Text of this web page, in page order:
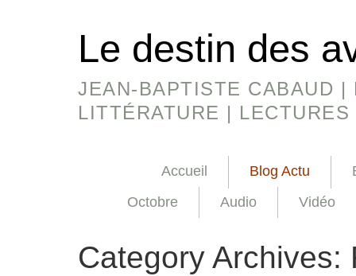
Le destin des
JEAN-BAPTISTE CABAUD
LITTÉRATURE |
Accueil Blog Actu
Octobre
Audio Vidéo
Category Archives: